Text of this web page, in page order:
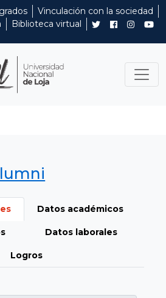
Vinculación con la sociedad
Biblioteca virtual
Datos académicos
Datos laborales
Logros